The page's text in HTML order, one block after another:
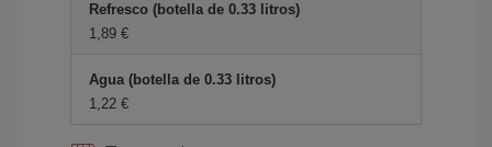
Refresco (botella de 0.33 litros)
1,89 €
Agua (botella de 0.33 litros)
1,22 €